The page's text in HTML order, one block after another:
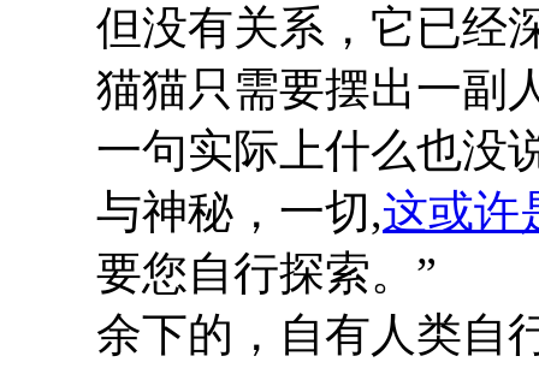
但没有关系，它已经
猫猫只需要摆出一副
一句实际上什么也没
与神秘，一切,这或许
要您自行探索。”
余下的，自有人类自